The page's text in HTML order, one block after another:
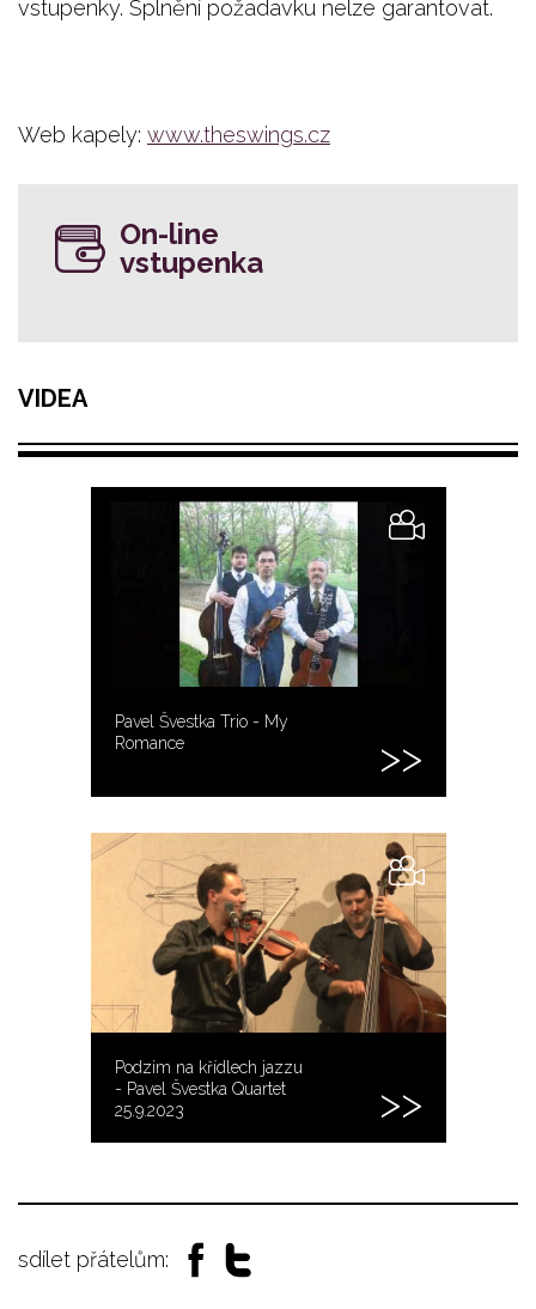
vstupenky. Splnění požadavku nelze garantovat.
Web kapely: www.theswings.cz
On-line
vstupenka
VIDEA
Pavel Švestka Trio - My
Romance
Podzim na křídlech jazzu
- Pavel Švestka Quartet
25.9.2023
sdílet přátelům: